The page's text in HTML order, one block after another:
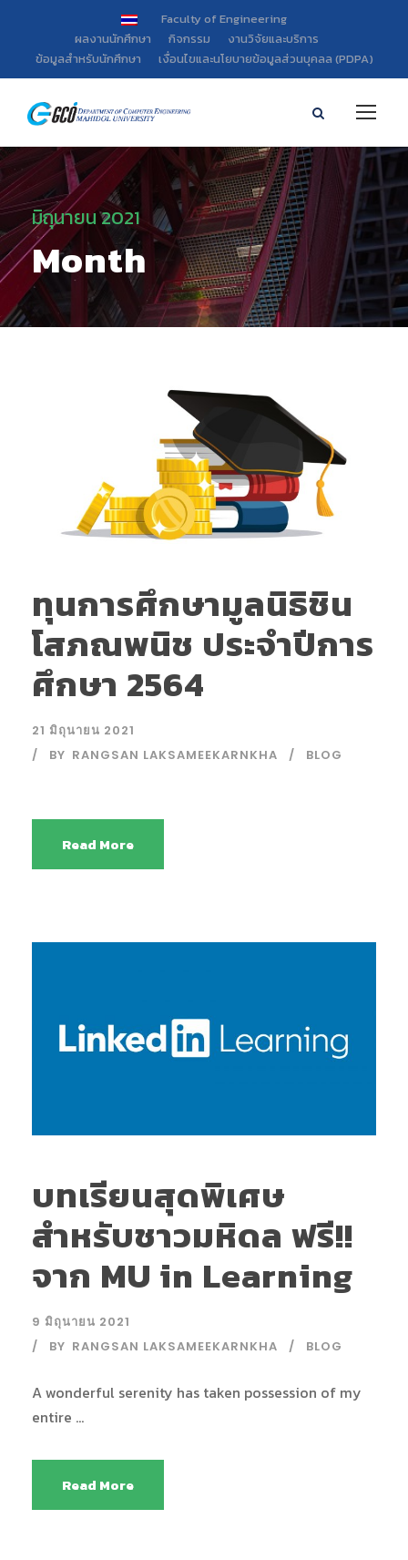
Faculty of Engineering
ผลงานนักศึกษา
กิจกรรม
งานวิจัยและบริการ
ข้อมูลสำหรับนักศึกษา
เงื่อนไขและนโยบายข้อมูลส่วนบุคลล (PDPA)
มิถุนายน 2021
Month
ทุนการศึกษามูลนิธิชิน
โสภณพนิช ประจําปีการ
ศึกษา 2564
21 มิถุนายน 2021
BY RANGSAN LAKSAMEEKARNKHA BLOG
Read More
บทเรียนสุดพิเศษ
สำหรับชาวมหิดล ฟรี!!
จาก MU in Learning
9 มิถุนายน 2021
BY RANGSAN LAKSAMEEKARNKHA BLOG
A wonderful serenity has taken possession of my
entire ...
Read More